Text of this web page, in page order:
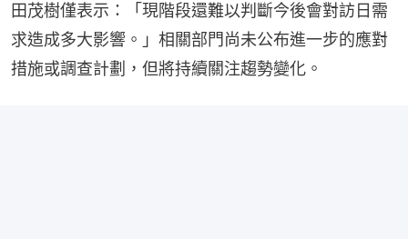
田茂樹僅表示：「現階段還難以判斷今後會對訪日需
求造成多大影響。」相關部門尚未公布進一步的應對
措施或調查計劃，但將持續關注趨勢變化。